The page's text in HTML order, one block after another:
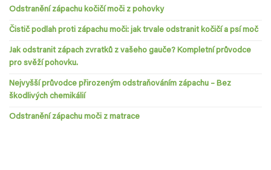
Odstranění zápachu kočičí moči z pohovky
Čistič podlah proti zápachu moči: jak trvale odstranit kočičí a psí moč
Jak odstranit zápach zvratků z vašeho gauče? Kompletní průvodce
pro svěží pohovku.
Nejvyšší průvodce přirozeným odstraňováním zápachu – Bez
škodlivých chemikálií
Odstranění zápachu moči z matrace